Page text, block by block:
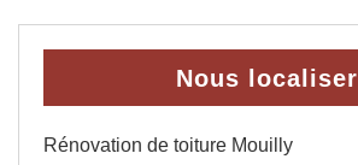
Nous localiser
Rénovation de toiture Mouilly